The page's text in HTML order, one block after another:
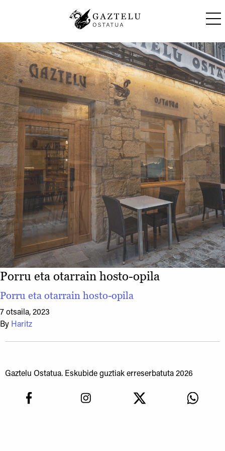
Porru eta otarrain hosto-opila
Porru eta otarrain hosto-opila
7 otsaila, 2023
By Haritz
Gaztelu Ostatua. Eskubide guztiak erreserbatuta 2026